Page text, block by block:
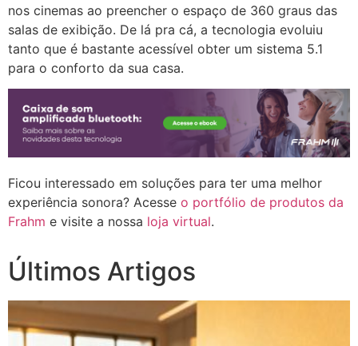
nos cinemas ao preencher o espaço de 360 graus das
salas de exibição. De lá pra cá, a tecnologia evoluiu
tanto que é bastante acessível obter um sistema 5.1
para o conforto da sua casa.
Ficou interessado em soluções para ter uma melhor
experiência sonora? Acesse o portfólio de produtos da
Frahm e visite a nossa loja virtual.
Últimos Artigos